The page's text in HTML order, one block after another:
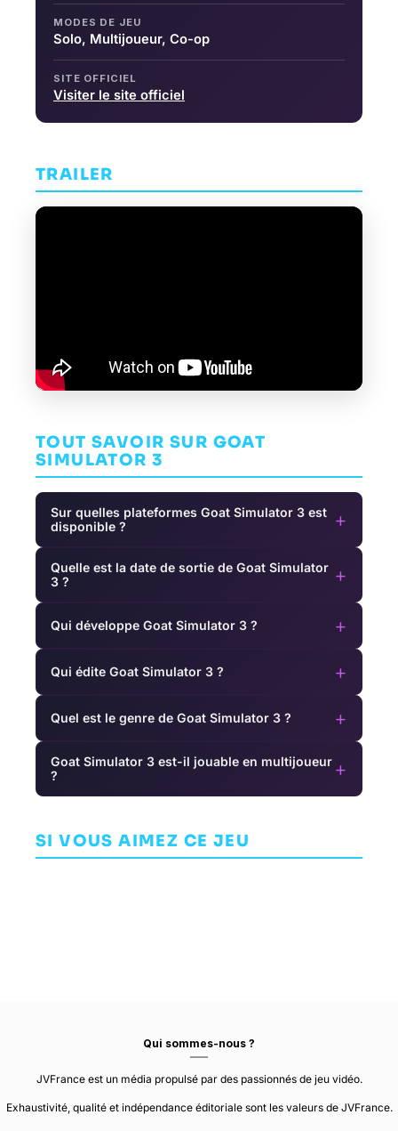
MODES DE JEU
Solo, Multijoueur, Co-op
SITE OFFICIEL
Visiter le site officiel
TRAILER
TOUT SAVOIR SUR GOAT
SIMULATOR 3
Sur quelles plateformes Goat Simulator 3 est
disponible ?
+
Quelle est la date de sortie de Goat Simulator
3 ?
+
Qui développe Goat Simulator 3 ? +
Qui édite Goat Simulator 3 ? +
Quel est le genre de Goat Simulator 3 ? +
Goat Simulator 3 est-il jouable en multijoueur
?
+
SI VOUS AIMEZ CE JEU
The Elder
BETHESDA GAME
Assetto Corsa
KUNOS
Qui sommes-nous ?
JVFrance est un média propulsé par des passionnés de jeu vidéo.
Exhaustivité, qualité et indépendance éditoriale sont les valeurs de JVFrance.